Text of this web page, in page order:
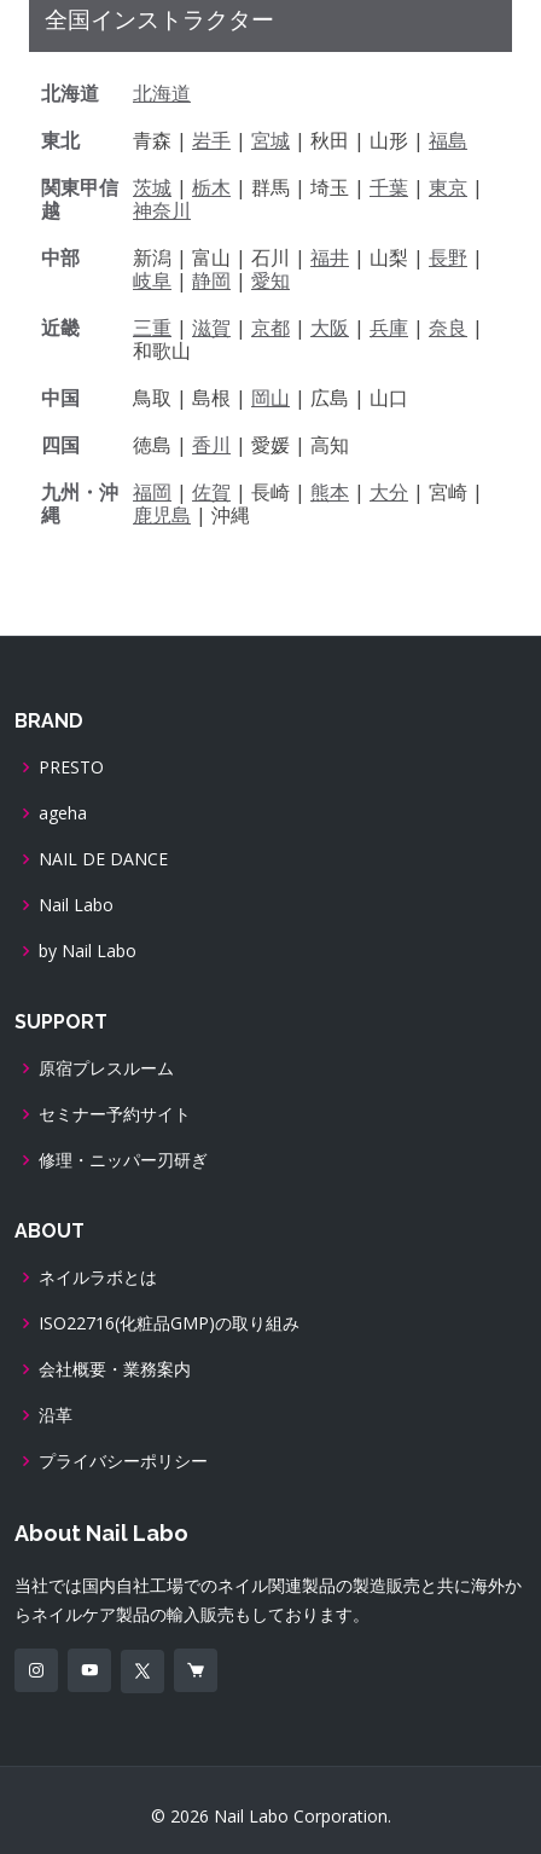
全国インストラクター
北海道
北海道
東北
青森 | 岩手 | 宮城 | 秋田 | 山形 | 福島
関東甲信
越
茨城 | 栃木 | 群馬 | 埼玉 | 千葉 | 東京 |
神奈川
中部
新潟 | 富山 | 石川 | 福井 | 山梨 | 長野 |
岐阜 | 静岡 | 愛知
近畿
三重 | 滋賀 | 京都 | 大阪 | 兵庫 | 奈良 |
和歌山
中国
鳥取 | 島根 | 岡山 | 広島 | 山口
四国
徳島 | 香川 | 愛媛 | 高知
九州・沖
縄
福岡 | 佐賀 | 長崎 | 熊本 | 大分 | 宮崎 |
鹿児島 | 沖縄
BRAND
PRESTO
ageha
NAIL DE DANCE
Nail Labo
by Nail Labo
SUPPORT
原宿プレスルーム
セミナー予約サイト
修理・ニッパー刃研ぎ
ABOUT
ネイルラボとは
ISO22716(化粧品GMP)の取り組み
会社概要・業務案内
沿革
プライバシーポリシー
About Nail Labo
当社では国内自社工場でのネイル関連製品の製造販売と共に海外か
らネイルケア製品の輸入販売もしております。
© 2026 Nail Labo Corporation.